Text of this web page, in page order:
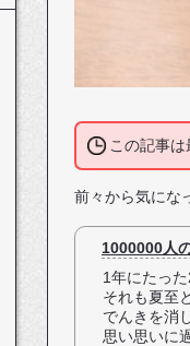
この記事は
前々から気にな
1000000人
1年にたった
それも夏至
でんきを消
思い思いに